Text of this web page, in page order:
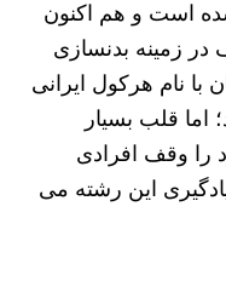
شده است و هم اکنون
زمینه بدنسازی
با نام هرکول ایرانی
اما قلب بسیار
را وقف افرادی
این رشته می